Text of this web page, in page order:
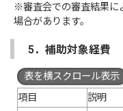
※審査会での審査結果に
場合があります。
5．補助対象経費
表を横スクロール表示
項目
説明